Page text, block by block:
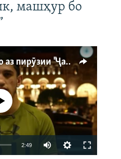
машҳур бо
Ҳаводории арманиҳо аз пирӯзии "Ҷаллод"-и тоҷик
намекунад
2:49